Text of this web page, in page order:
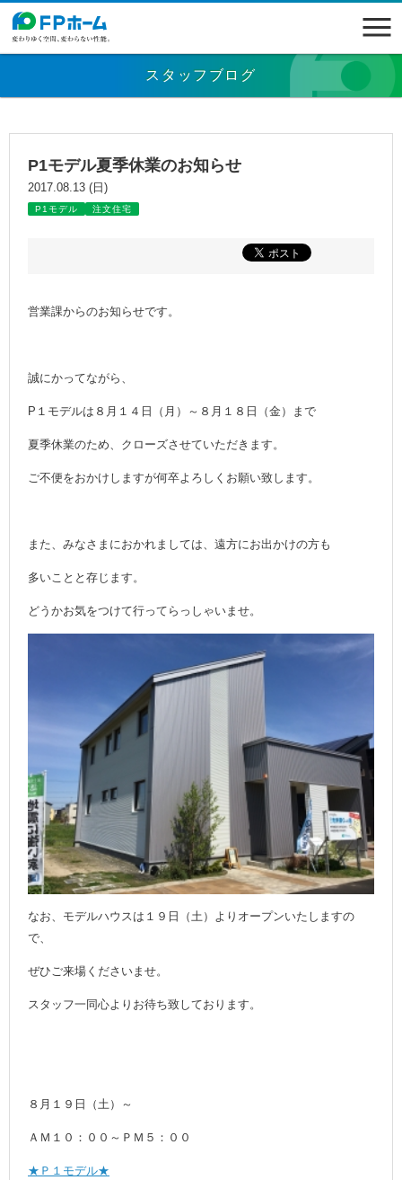
スタッフブログ
P1モデル夏季休業のお知らせ
2017.08.13 (日)
P1モデル 注文住宅
営業課からのお知らせです。
誠にかってながら、
P１モデルは８月１４日（月）～８月１８日（金）まで
夏季休業のため、クローズさせていただきます。
ご不便をおかけしますが何卒よろしくお願い致します。
また、みなさまにおかれましては、遠方にお出かけの方も
多いことと存じます。
どうかお気をつけて行ってらっしゃいませ。
なお、モデルハウスは１９日（土）よりオープンいたしますの
で、
ぜひご来場くださいませ。
スタッフ一同心よりお待ち致しております。
８月１９日（土）～
ＡＭ１０：００～ＰＭ５：００
★Ｐ１モデル★